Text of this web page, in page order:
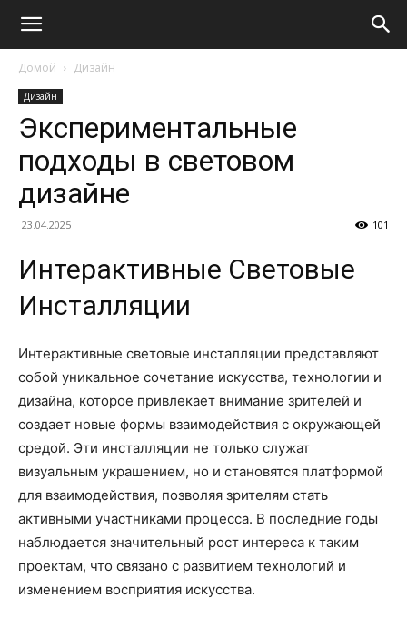
Домой Дизайн
Дизайн
Экспериментальные
подходы в световом
дизайне
23.04.2025 101
Интерактивные Световые
Инсталляции
Интерактивные световые инсталляции представляют
собой уникальное сочетание искусства, технологии и
дизайна, которое привлекает внимание зрителей и
создает новые формы взаимодействия с окружающей
средой. Эти инсталляции не только служат
визуальным украшением, но и становятся платформой
для взаимодействия, позволяя зрителям стать
активными участниками процесса. В последние годы
наблюдается значительный рост интереса к таким
проектам, что связано с развитием технологий и
изменением восприятия искусства.